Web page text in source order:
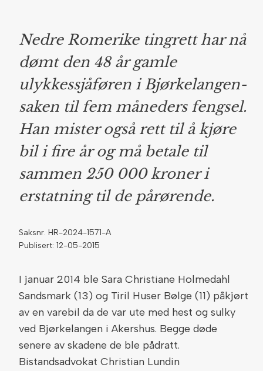
Nedre Romerike tingrett har nå
dømt den 48 år gamle
ulykkessjåføren i Bjørkelangen-
saken til fem måneders fengsel.
Han mister også rett til å kjøre
bil i fire år og må betale til
sammen 250 000 kroner i
erstatning til de pårørende.
Saksnr. HR-2024-1571-A
Publisert: 12-05-2015
I januar 2014 ble Sara Christiane Holmedahl
Sandsmark (13) og Tiril Huser Bølge (11) påkjørt
av en varebil da de var ute med hest og sulky
ved Bjørkelangen i Akershus. Begge døde
senere av skadene de ble pådratt.
Bistandsadvokat Christian Lundin